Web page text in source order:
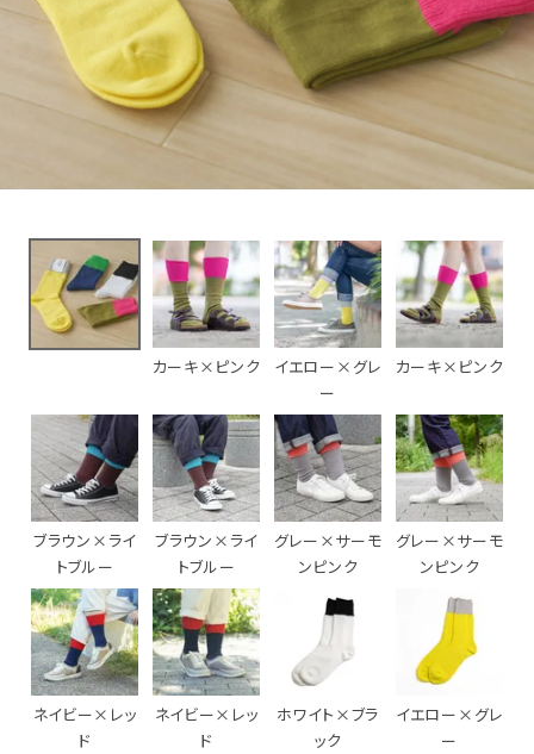
新着＆再入荷商品
カテゴリーから探す
特集
読み物
ログアウト
カーキ×ピンク
イエロー×グレ
ー
カーキ×ピンク
ブラウン×ライ
トブルー
ブラウン×ライ
トブルー
グレー×サーモ
ンピンク
グレー×サーモ
ンピンク
ネイビー×レッ
ド
ネイビー×レッ
ド
ホワイト×ブラ
ック
イエロー×グレ
ー